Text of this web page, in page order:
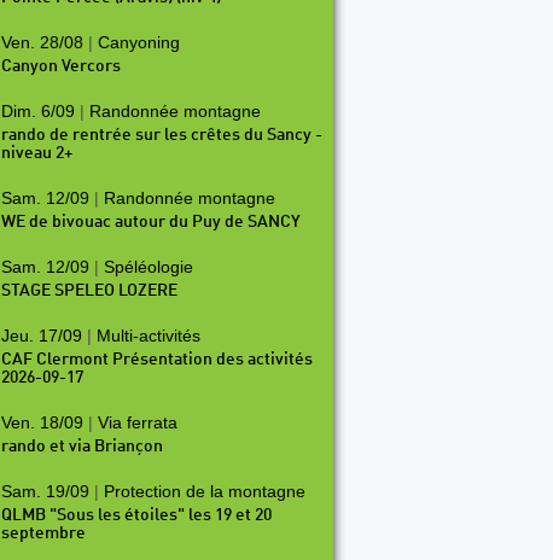
Ven. 28/08 | Canyoning
Canyon Vercors
Dim. 6/09 | Randonnée montagne
rando de rentrée sur les crêtes du Sancy -
niveau 2+
Sam. 12/09 | Randonnée montagne
WE de bivouac autour du Puy de SANCY
Sam. 12/09 | Spéléologie
STAGE SPELEO LOZERE
Jeu. 17/09 | Multi-activités
CAF Clermont Présentation des activités
2026-09-17
Ven. 18/09 | Via ferrata
rando et via Briançon
Sam. 19/09 | Protection de la montagne
QLMB "Sous les étoiles" les 19 et 20
septembre